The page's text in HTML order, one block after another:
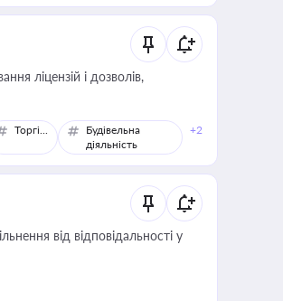
ліцензій і дозволів,
Торгівля
Будівельна
діяльність
+2
від відповідальності у